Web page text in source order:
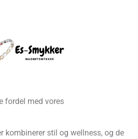
fordel med vores
kombinerer stil og wellness, og de